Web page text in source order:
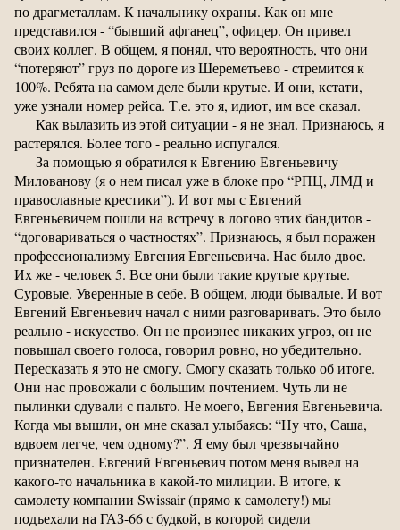
по драгметаллам. К начальнику охраны. Как он мне
представился - “бывший афганец”, офицер. Он привел
своих коллег. В общем, я понял, что вероятность, что они
“потеряют” груз по дороге из Шереметьево - стремится к
100%. Ребята на самом деле были крутые. И они, кстати,
уже узнали номер рейса. Т.е. это я, идиот, им все сказал.
Как вылазить из этой ситуации - я не знал. Признаюсь, я
растерялся. Более того - реально испугался.
За помощью я обратился к Евгению Евгеньевичу
Милованову (я о нем писал уже в блоке про “РПЦ, ЛМД и
православные крестики”). И вот мы с Евгений
Евгеньевичем пошли на встречу в логово этих бандитов -
“договариваться о частностях”. Признаюсь, я был поражен
профессионализму Евгения Евгеньевича. Нас было двое.
Их же - человек 5. Все они были такие крутые крутые.
Суровые. Уверенные в себе. В общем, люди бывалые. И вот
Евгений Евгеньевич начал с ними разговаривать. Это было
реально - искусство. Он не произнес никаких угроз, он не
повышал своего голоса, говорил ровно, но убедительно.
Пересказать я это не смогу. Смогу сказать только об итоге.
Они нас провожали с большим почтением. Чуть ли не
пылинки сдували с пальто. Не моего, Евгения Евгеньевича.
Когда мы вышли, он мне сказал улыбаясь: “Ну что, Саша,
вдвоем легче, чем одному?”. Я ему был чрезвычайно
признателен. Евгений Евгеньевич потом меня вывел на
какого-то начальника в какой-то милиции. В итоге, к
самолету компании Swissair (прямо к самолету!) мы
подъехали на ГАЗ-66 с будкой, в которой сидели